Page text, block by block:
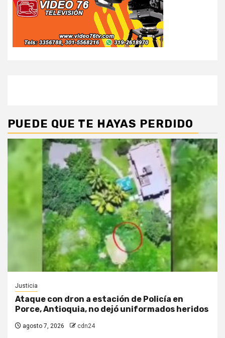
PUEDE QUE TE HAYAS PERDIDO
Justicia
Ataque con dron a estación de Policía en
Porce, Antioquia, no dejó uniformados heridos
agosto 7, 2026 cdn24